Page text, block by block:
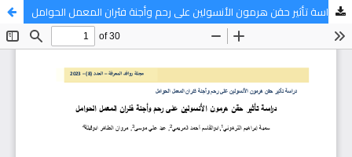
دراسة تأثير حقن هرمون الأنسولين على رحم وأجنة فئران المعمل الحوامل